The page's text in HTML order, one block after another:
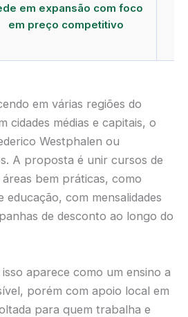
em expansão com foco
em preço competitivo
em várias regiões do
cidades médias e capitais, o
Westphalen ou
A proposta é unir cursos de
bem práticas, como
educação, com mensalidades
de desconto ao longo do
aparece como um ensino a
porém com apoio local em
para quem trabalha e